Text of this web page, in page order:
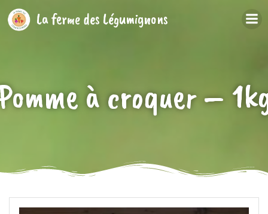
au
contenu
La ferme des Légumignons
à croquer –